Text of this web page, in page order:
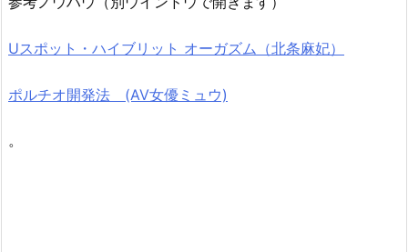
Uスポット・ハイブリット オーガズム（北条麻妃）
ポルチオ開発法 (AV女優ミュウ)
。